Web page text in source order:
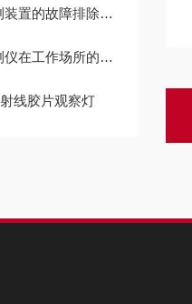
故障排除与维护技巧
场所的应用与管理说明
线胶片观察灯